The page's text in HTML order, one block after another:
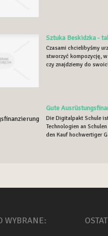
Sztuka Beskidzka -
Czasami chcielibyśmy
stworzyć kompozycję,
czy znajdziemy do
Gute
Die Digitalpakt Schule
Technologien an
den Kauf hochwertiger
WYBRANE: